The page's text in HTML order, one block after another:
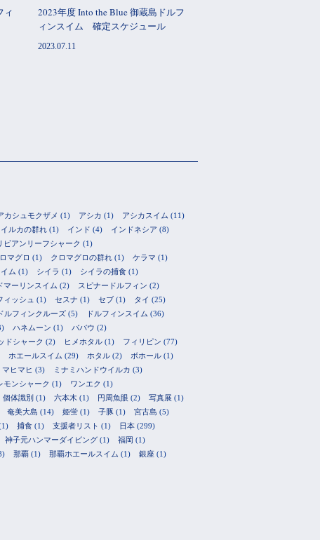
ィ
2023年度 Into the Blue 御蔵島ドルフ
ィンスイム 確定スケジュール
2023.07.11
カシュモクザメ (1) アシカ (1) アシカスイム (11)
イルカの群れ (1) インド (4) インドネシア (8)
ビアンリーフシャーク (1)
マグロ (1) クロマグロの群れ (1) ケラマ (1)
ム (1) シイラ (1) シイラの捕食 (1)
マーリンスイム (2) スピナードルフィン (2)
ィッシュ (1) セスナ (1) セブ (1) タイ (25)
ドルフィンクルーズ (5) ドルフィンスイム (36)
ハネムーン (1) ババウ (2)
ドシャーク (2) ヒメホタル (1) フィリピン (77)
ホエールスイム (29) ホタル (2) ボホール (1)
マヒマヒ (3) ミナミハンドウイルカ (3)
モンシャーク (1) ワンエク (1)
個体識別 (1) 六本木 (1) 円周魚眼 (2) 写真展 (1)
奄美大島 (14) 姫蛍 (1) 子豚 (1) 宮古島 (5)
捕食 (1) 支援者リスト (1) 日本 (299)
神子元ハンマーダイビング (1) 福岡 (1)
那覇 (1) 那覇ホエールスイム (1) 銀座 (1)